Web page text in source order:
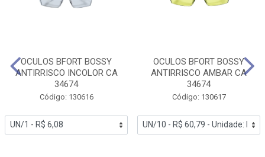
OCULOS BFORT BOSSY
ANTIRRISCO INCOLOR CA
34674
Código: 130616
OCULOS BFORT BOSSY
ANTIRRISCO AMBAR CA
34674
Código: 130617